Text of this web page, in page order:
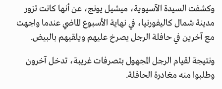
وكشفت السيدة الآسيوية، ميشيل يونج، عن أنها كانت تزور
مدينة شمال كاليفورنيا، في نهاية الأسبوع الماضي عندما واجهت
مع آخرين في حافلة الرجل يصرخ عليهم ويلقيهم بالبيض.
ونتيجة لقيام الرجل المجهول بتصرفات غريبة، تدخل آخرون
وطلبوا منه مغادرة الحافلة.